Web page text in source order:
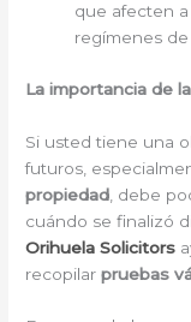
que afecten a
regímenes
La importancia de
Si usted tiene una
futuros,
propiedad , debe
cuándo se finalizó
Orihuela Solicitors
recopilarpruebas